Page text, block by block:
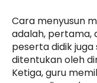
Cara menyusun
adalah, pertama,
peserta didik juga
ditentukan oleh
Ketiga, guru